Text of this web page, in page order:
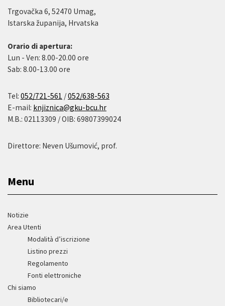
Trgovačka 6, 52470 Umag,
Istarska županija, Hrvatska
Orario di apertura:
Lun - Ven: 8.00-20.00 ore
Sab: 8.00-13.00 ore
Tel: 052/721-561 /052/638-563
E-mail: knjiznica@gku-bcu.hr
M.B.: 02113309 / OIB: 69807399024
Direttore: Neven Ušumović, prof.
Menu
Notizie
Area Utenti
Modalità d’iscrizione
Listino prezzi
Regolamento
Fonti elettroniche
Chi siamo
Bibliotecari/e